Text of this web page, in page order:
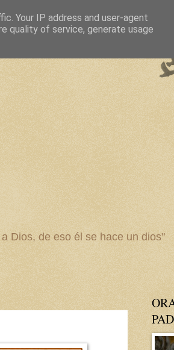
Dios, de eso él se hace un dios"
Your IP address and user-agent
quality of service, generate usage